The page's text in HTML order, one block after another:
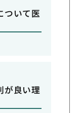
ついて医
が良い理